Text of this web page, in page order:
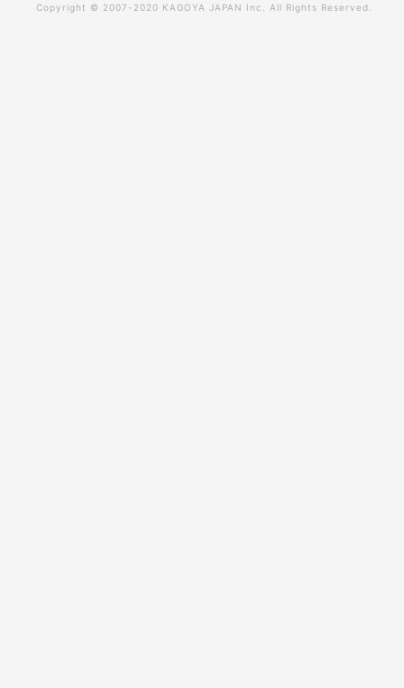
Copyright © 2007-2020 KAGOYA JAPAN Inc. All Rights Reserved.